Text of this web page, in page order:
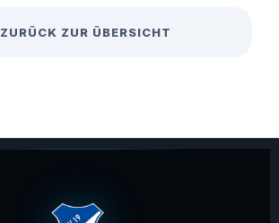
ZURÜCK ZUR ÜBERSICHT